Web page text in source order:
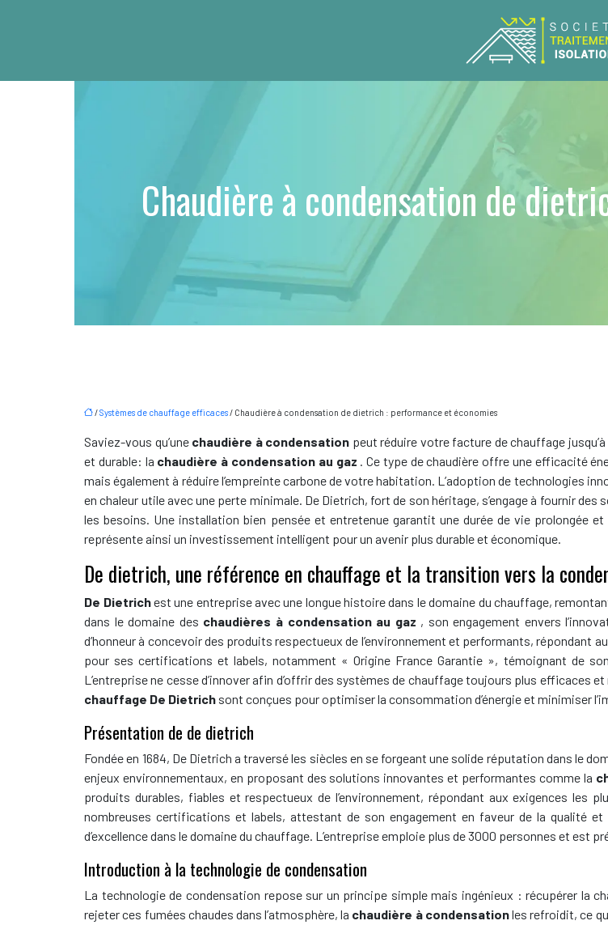
Chaudière à condensation de
/Systèmes de chauffage efficaces/ Chaudière à condensation de dietrich : performance et économies
Saviez-vous qu’une chaudière à condensation peut réduire votre facture de chauffage
et durable: la chaudière à condensation au gaz . Ce type de chaudière offre une efficacité
mais également à réduire l’empreinte carbone de votre habitation. L’adoption de technologies
en chaleur utile avec une perte minimale. De Dietrich, fort de son héritage, s’engage à fournir
les besoins. Une installation bien pensée et entretenue garantit une durée de vie prolongée
représente ainsi un investissement intelligent pour un avenir plus durable et économique.
De dietrich, une référence en chauffage et la transition vers la
De Dietrichest une entreprise avec une longue histoire dans le domaine du chauffage,
dans le domaine des chaudières à condensation au gaz , son engagement envers
d’honneur à concevoir des produits respectueux de l’environnement et performants,
pour ses certifications et labels, notamment « Origine France Garantie », témoignant de
L’entreprise ne cesse d’innover afin d’offrir des systèmes de chauffage toujours plus efficaces
chauffage De Dietrich sont conçues pour optimiser la consommation d’énergie et minimiser
Présentation de de dietrich
Fondée en 1684, De Dietrich a traversé les siècles en se forgeant une solide réputation dans le
enjeux environnementaux, en proposant des solutions innovantes et performantes comme la
produits durables, fiables et respectueux de l’environnement, répondant aux exigences les
nombreuses certifications et labels, attestant de son engagement en faveur de la qualité
d’excellence dans le domaine du chauffage. L’entreprise emploie plus de 3000 personnes et est
Introduction à la technologie de condensation
La technologie de condensation repose sur un principe simple mais ingénieux : récupérer la
rejeter ces fumées chaudes dans l’atmosphère, la chaudière à condensationles refroidit, ce